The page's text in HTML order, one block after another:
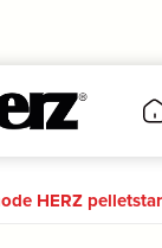
HERZ